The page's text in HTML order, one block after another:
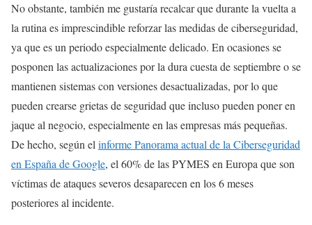
No obstante, también me gustaría recalcar que durante la vuelta a
la rutina es imprescindible reforzar las medidas de ciberseguridad,
ya que es un periodo especialmente delicado. En ocasiones se
posponen las actualizaciones por la dura cuesta de septiembre o se
mantienen sistemas con versiones desactualizadas, por lo que
pueden crearse grietas de seguridad que incluso pueden poner en
jaque al negocio, especialmente en las empresas más pequeñas.
De hecho, según elinforme Panorama actual de la Ciberseguridad
en España de Google, el 60% de las PYMES en Europa que son
víctimas de ataques severos desaparecen en los 6 meses
posteriores al incidente.